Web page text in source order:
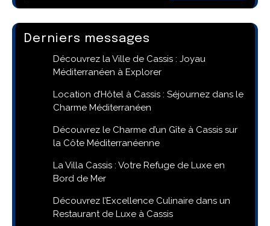
Derniers messages
Découvrez la Ville de Cassis : Joyau
Méditerranéen à Explorer
Location d’Hôtel à Cassis : Séjournez dans le
Charme Méditerranéen
Découvrez le Charme d’un Gîte à Cassis sur
la Côte Méditerranéenne
La Villa Cassis : Votre Refuge de Luxe en
Bord de Mer
Découvrez l’Excellence Culinaire dans un
Restaurant de Luxe à Cassis